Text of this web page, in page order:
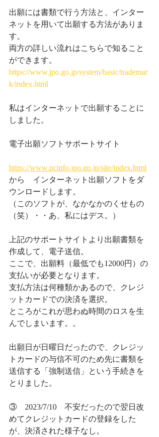
出願には書類で行う方法と、インター
ネットを用いて出願する方法がありま
す。
両方の詳しい流れはこちらで知ること
ができます。
https://www.jpo.go.jp/system/basic/trademar
k/index.html
私はインターネットで出願することに
しました。
電子出願ソフトサポートサイト
https://www.pcinfo.jpo.go.jp/site/index.html
から　インターネット出願ソフトをダ
ウンロードします。
（このソフトが、なかなかのくせもの
（笑）・・あ、私にはデス。）
上記のサポートサイトより出願書類を
作成して、電子送信。
ここで、出願料（最低でも12000円）の
支払いが必要となります。
支払方法は何種類かあるので、クレジ
ットカードでの決済を選択。
ところがこれが思わぬ時間のロスを生
んでしまいます。。
出願日が日曜日だったので、クレジッ
トカードの与信不可のため先に書類を
送信する「強制送信」という手続きを
とりました。
③　2023/7/10　不安だったので翌日改
めてクレジットカードの登録をした
が、決済された様子なし。